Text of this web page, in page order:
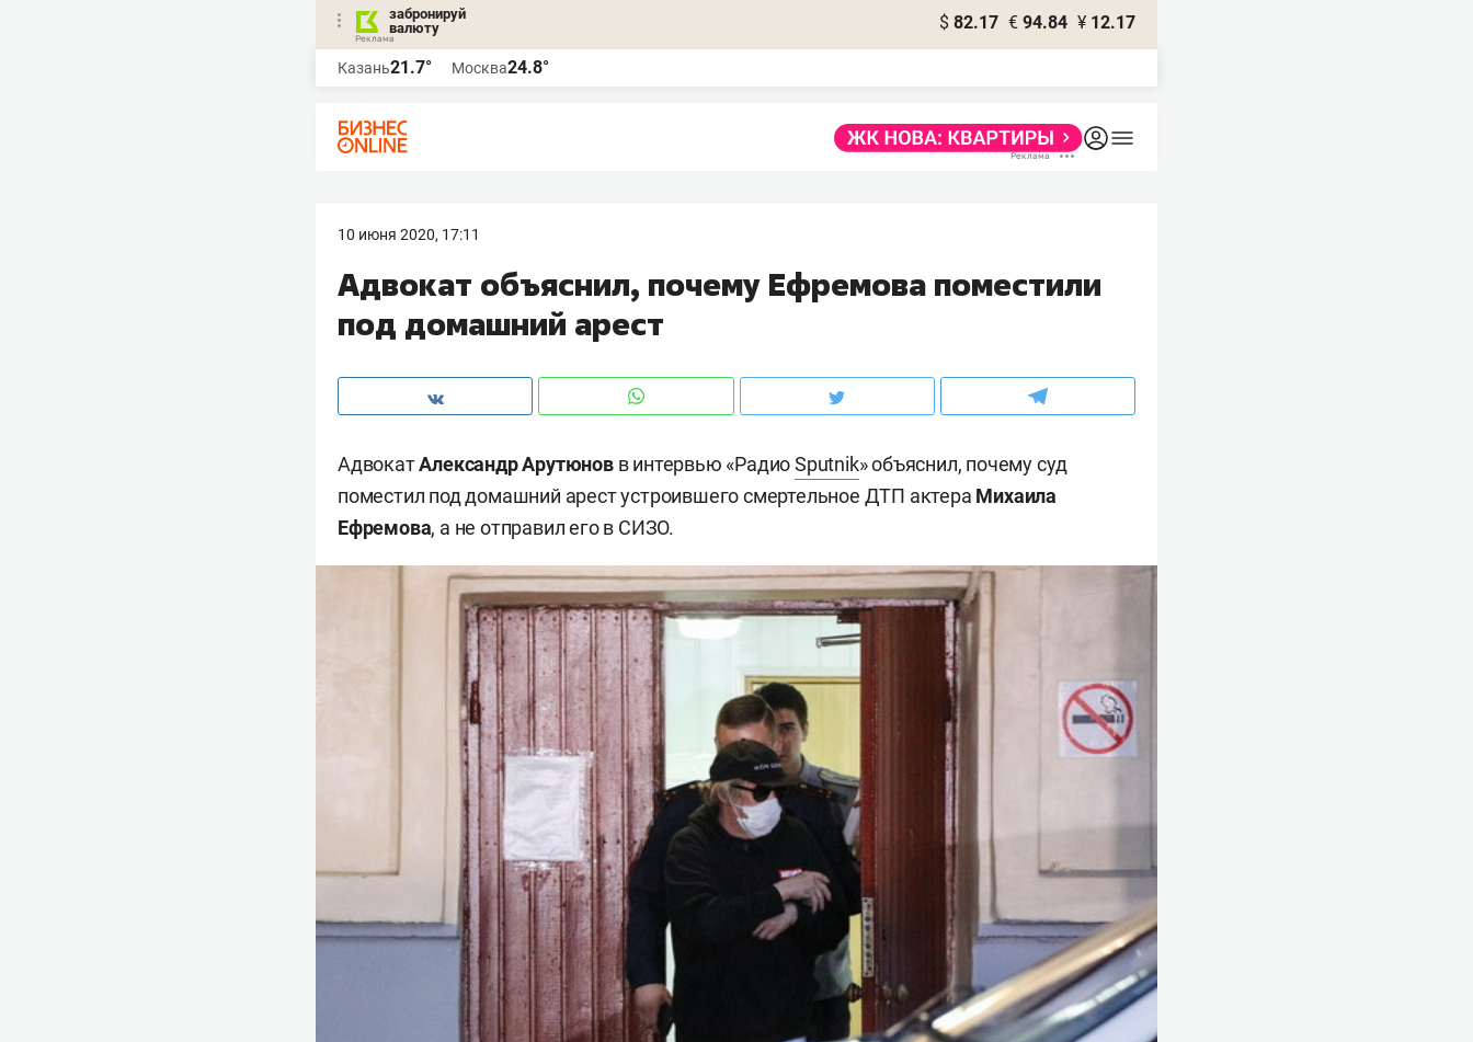
забронируй
валюту
$ 82.17 € 94.84 ¥ 12.17
Казань21.7° Москва24.8°
10 июня 2020, 17:11
Адвокат объяснил, почему Ефремова поместили
под домашний арест
АдвокатАлександр Арутюновв интервью «РадиоSputnik» объяснил, почему суд
поместил под домашний арест устроившего смертельное ДТП актера Михаила
Ефремова, а не отправил его в СИЗО.